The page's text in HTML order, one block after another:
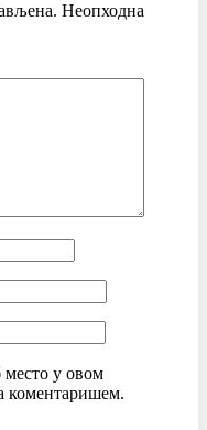
Неопходна
место у овом
коментаришем.